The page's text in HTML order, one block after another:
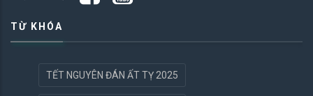
TỪ KHÓA
TẾT NGUYÊN ĐÁN ẤT TỴ 2025